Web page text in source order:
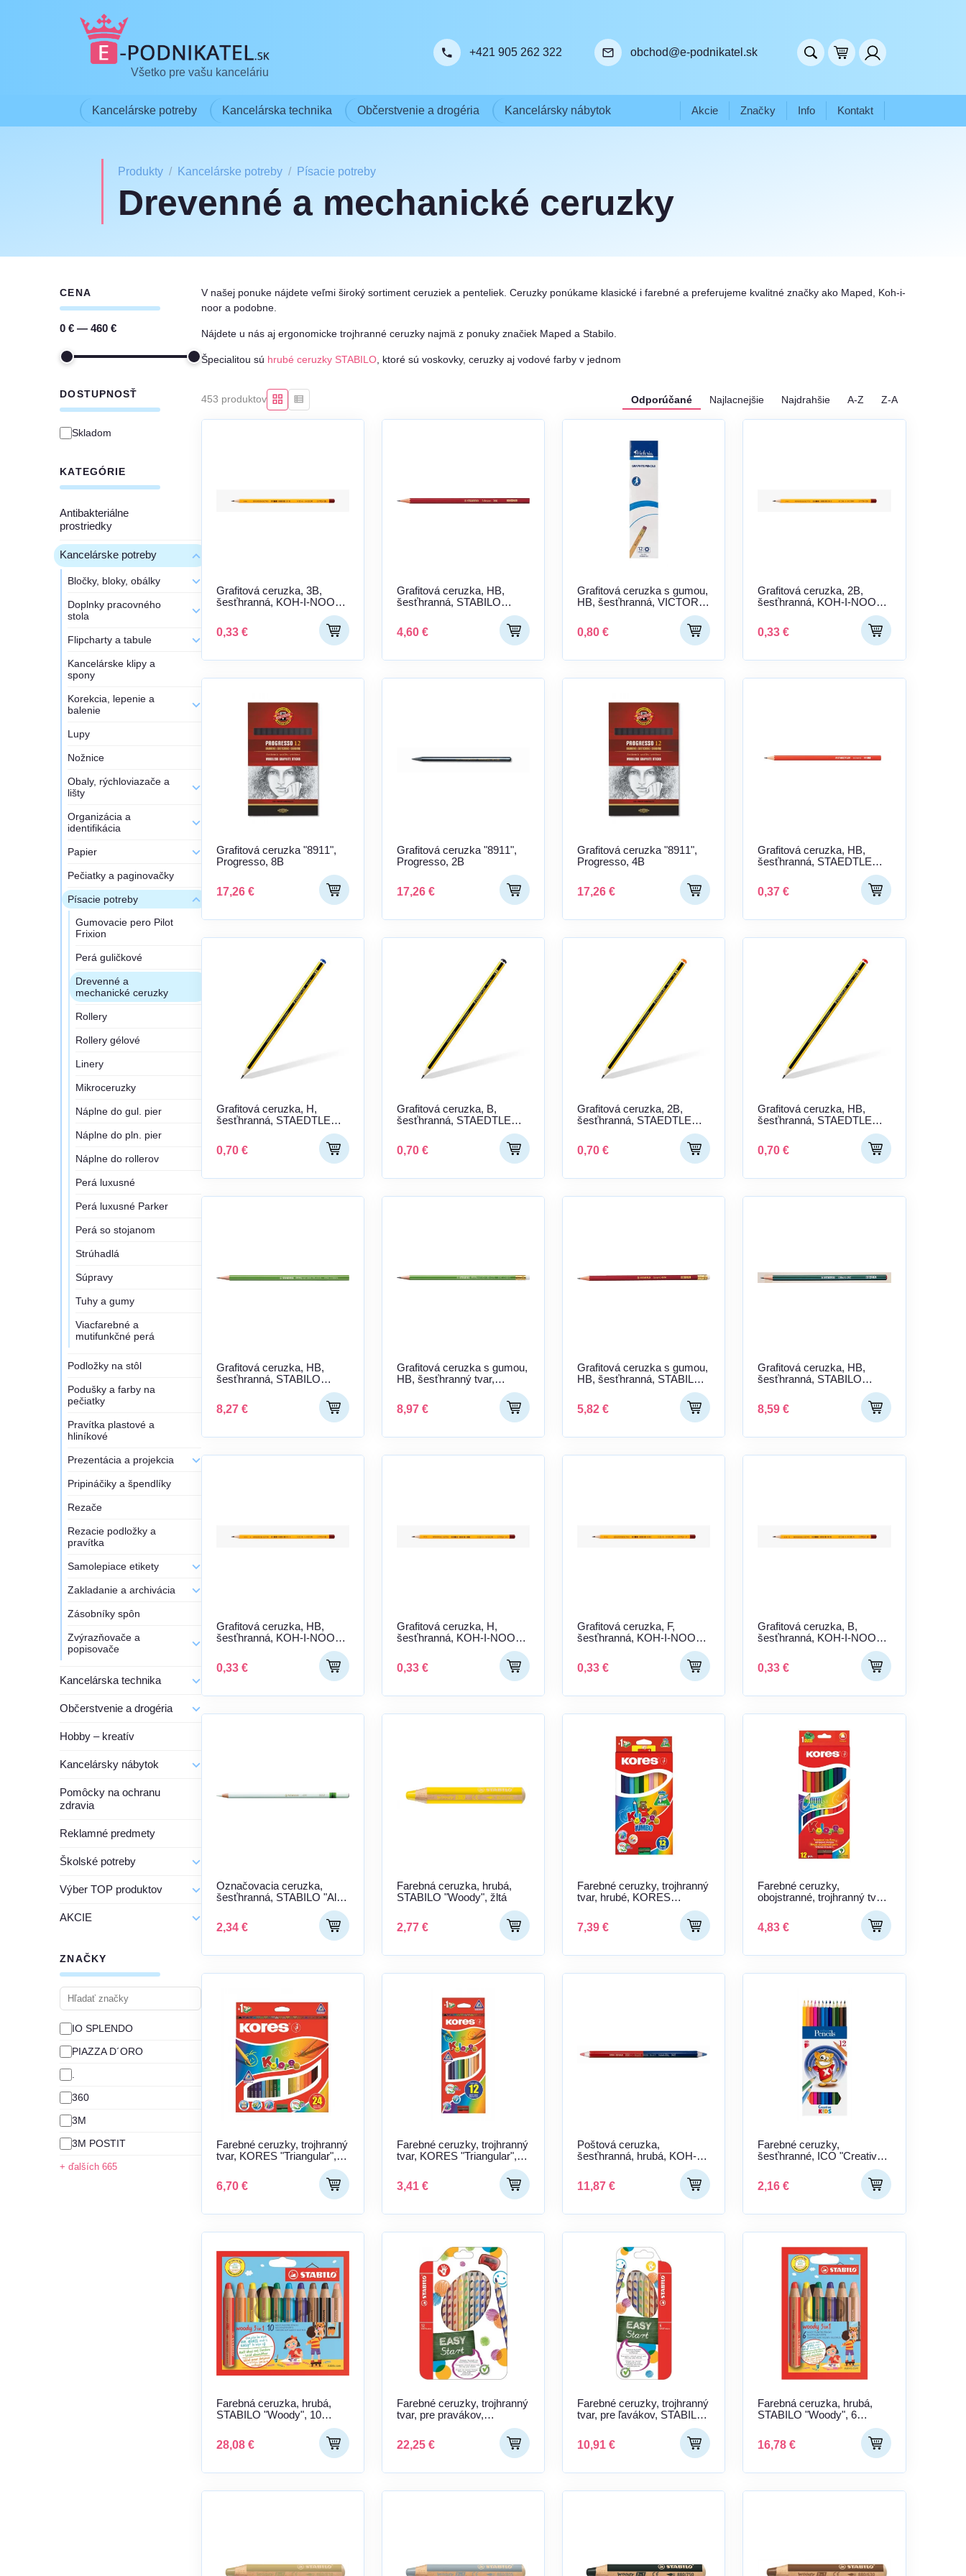
Všetko pre vašu kanceláriu
+421 905 262 322 obchod@e-podnikatel.sk
Kancelárske potreby Kancelárska technika Občerstvenie a drogéria Kancelársky nábytok Akcie Značky Info Kontakt
Produkty Kancelárske potreby Písacie potreby
Drevenné a mechanické ceruzky
CENA
0 € — 460 €
DOSTUPNOSŤ
Skladom
KATEGÓRIE
Antibakteriálne
prostriedky
Kancelárske potreby
Bločky, bloky, obálky
Doplnky pracovného
stola
Flipcharty a tabule
Kancelárske klipy a
spony
Korekcia, lepenie a
balenie
Lupy
Nožnice
Obaly, rýchloviazače a
lišty
Organizácia a
identifikácia
Papier
Pečiatky a paginovačky
Písacie potreby
Gumovacie pero Pilot
Frixion
Perá guličkové
Drevenné a
mechanické ceruzky
Rollery
Rollery gélové
Linery
Mikroceruzky
Náplne do gul. pier
Náplne do pln. pier
Náplne do rollerov
Perá luxusné
Perá luxusné Parker
Perá so stojanom
Strúhadlá
Súpravy
Tuhy a gumy
Viacfarebné a
mutifunkčné perá
Podložky na stôl
Podušky a farby na
pečiatky
Pravítka plastové a
hliníkové
Prezentácia a projekcia
Pripináčiky a špendlíky
Rezače
Rezacie podložky a
pravítka
Samolepiace etikety
Zakladanie a archivácia
Zásobníky spôn
Zvýrazňovače a
popisovače
Kancelárska technika
Občerstvenie a drogéria
Hobby – kreatív
Kancelársky nábytok
Pomôcky na ochranu
zdravia
Reklamné predmety
Školské potreby
Výber TOP produktov
AKCIE
ZNAČKY
IO SPLENDO
PIAZZA D´ORO
360
3M
3M POSTIT
+ ďalších 665
V našej ponuke nájdete veľmi široký sortiment ceruziek a penteliek. Ceruzky ponúkame klasické i farebné a preferujeme kvalitné značky ako Maped, Koh-i-
noor a podobne.
Nájdete u nás aj ergonomicke trojhranné ceruzky najmä z ponuky značiek Maped a Stabilo.
Špecialitou sú hrubé ceruzky STABILO, ktoré sú voskovky, ceruzky aj vodové farby v jednom
453 produktov Odporúčané Najlacnejšie Najdrahšie A-Z Z-A
Grafitová ceruzka, 3B,
šesťhranná, KOH-I-NOOR
0,33 €
Grafitová ceruzka, HB,
šesťhranná, STABILO
4,60 €
Grafitová ceruzka s gumou,
HB, šesťhranná, VICTORIA
0,80 €
Grafitová ceruzka, 2B,
šesťhranná, KOH-I-NOOR
0,33 €
Grafitová ceruzka "8911",
Progresso, 8B
17,26 €
Grafitová ceruzka "8911",
Progresso, 2B
17,26 €
Grafitová ceruzka "8911",
Progresso, 4B
17,26 €
Grafitová ceruzka, HB,
šesťhranná, STAEDTLER
0,37 €
Grafitová ceruzka, H,
šesťhranná, STAEDTLER
0,70 €
Grafitová ceruzka, B,
šesťhranná, STAEDTLER
0,70 €
Grafitová ceruzka, 2B,
šesťhranná, STAEDTLER
0,70 €
Grafitová ceruzka, HB,
šesťhranná, STAEDTLER
0,70 €
Grafitová ceruzka, HB,
šesťhranná, STABILO
8,27 €
Grafitová ceruzka s gumou,
HB, šesťhranný tvar,
8,97 €
Grafitová ceruzka s gumou,
HB, šesťhranná, STABILO
5,82 €
Grafitová ceruzka, HB,
šesťhranná, STABILO
8,59 €
Grafitová ceruzka, HB,
šesťhranná, KOH-I-NOOR
0,33 €
Grafitová ceruzka, H,
šesťhranná, KOH-I-NOOR
0,33 €
Grafitová ceruzka, F,
šesťhranná, KOH-I-NOOR
0,33 €
Grafitová ceruzka, B,
šesťhranná, KOH-I-NOOR
0,33 €
Označovacia ceruzka,
šesťhranná, STABILO "All",
2,34 €
Farebná ceruzka, hrubá,
STABILO "Woody", žltá
2,77 €
Farebné ceruzky, trojhranný
tvar, hrubé, KORES
"Jumbo", 12 rôznych farieb
7,39 €
Farebné ceruzky,
obojstranné, trojhranný tvar,
KORES "Duo", 24 rôznych
farieb
4,83 €
Farebné ceruzky, trojhranný
tvar, KORES "Triangular",
6,70 €
Farebné ceruzky, trojhranný
tvar, KORES "Triangular",
3,41 €
Poštová ceruzka,
šesťhranná, hrubá, KOH-I-
červená
11,87 €
Farebné ceruzky,
šesťhranné, ICO "Creative
2,16 €
Farebná ceruzka, hrubá,
STABILO "Woody", 10
28,08 €
Farebné ceruzky, trojhranný
tvar, pre pravákov,
STABILO "EasyColours", 12
rôznych farieb
22,25 €
Farebné ceruzky, trojhranný
tvar, pre ľavákov, STABILO
"EasyColours", 6 rôznych
farieb
10,91 €
Farebná ceruzka, hrubá,
STABILO "Woody", 6
16,78 €